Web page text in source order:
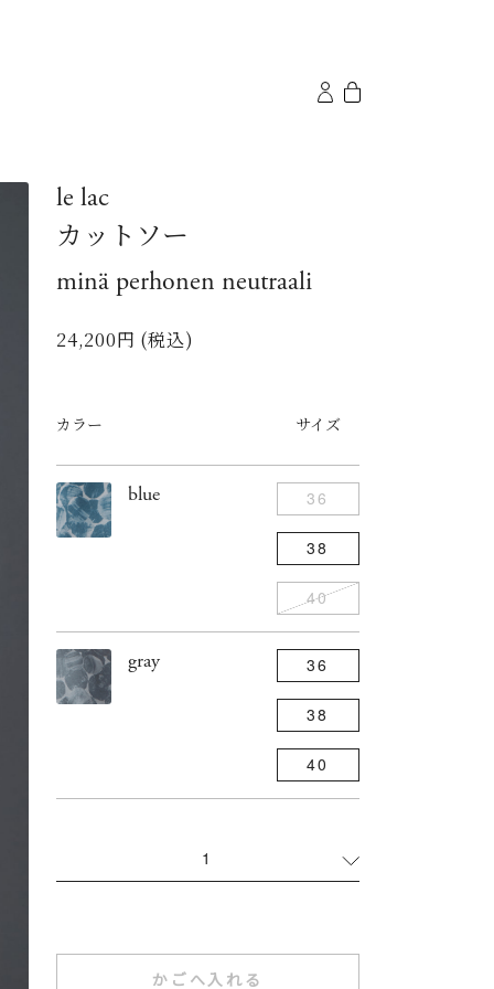
le lac
カットソー
minä perhonen neutraali
24,200円 (税込)
カラー サイズ
blue 36
38
40
gray 36
38
40
1
かごへ入れる